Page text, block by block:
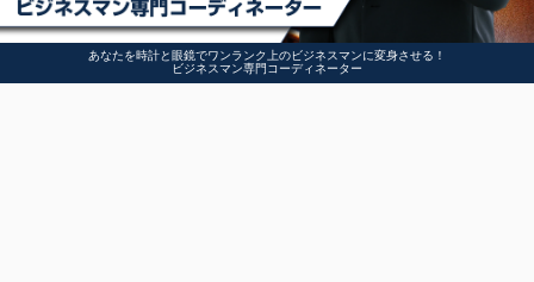
あなたを時計と眼鏡でワンランク上のビジネスマンに変身させる！
ビジネスマン専門コーディネーター